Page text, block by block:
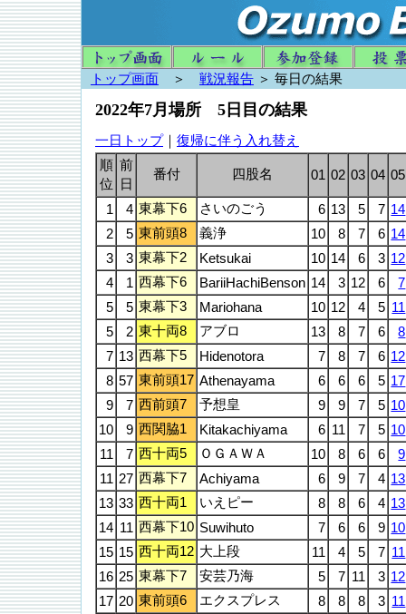
トップ画面 ＞ 戦況報告 ＞ 毎日の結果
2022年7月場所 5日目の結果
一日トップ｜ 復帰に伴う入れ替え
順
位
前
日
番付 四股名 01 02 03 04 05
1 4 東幕下6 さいのごう 6 13 5 7 14
2
5 東前頭8 義浄 10 8 7 6 14
3
3 東幕下2 Ketsukai 10 14 6 3 12
4
1 西幕下6 BariiHachiBenson 14 3 12 6
7
5
5 東幕下3 Mariohana 10 12 4 5 11
5
2 東十両8 アブロ 13 8 7 6
8
7 13 西幕下5 Hidenotora 7 8 7 6 12
8 57 東前頭17 Athenayama 6 6 6 5 17
9
7 西前頭7 予想皇 9 9 7 5 10
10
9 西関脇1 Kitakachiyama 6 11 7 5 10
11
7 西十両5 ＯＧＡＷＡ 10 8 6 6
9
11 27 西幕下7 Achiyama 6 9 7 4 13
13 33 西十両1 いえピー 8 8 6 4 13
14 11 西幕下10 Suwihuto 7 6 6 9 10
15 15 西十両12 大上段 11 4 5 7 11
16 25 東幕下7 安芸乃海 5 7 11 3 12
17 20 東前頭6 エクスプレス 8 8 8 3 11